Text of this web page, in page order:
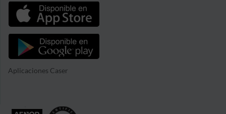
Aplicaciones Caser